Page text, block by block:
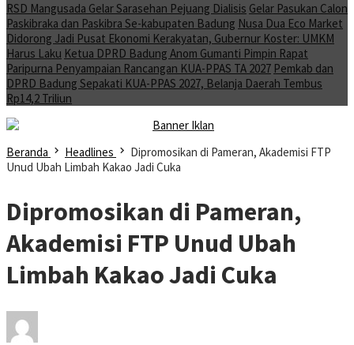
RSD Mangusada Gelar Sarasehan Pejuang Dialisis Gelar Pasukan Calon
Paskibraka dan Paskibra Se-kabupaten Badung Nusa Dua Eco Market
Didorong Jadi Pusat Ekonomi Kerakyatan, Gubernur Koster: UMKM
Harus Laku Ketua DPRD Badung Anom Gumanti Pimpin Rapat
Paripurna Penyampaian Rancangan KUA-PPAS TA 2027 Pemkab dan
DPRD Badung Sepakati KUA-PPAS 2027, Belanja Daerah Tembus
Rp14,2 Triliun
Beranda Headlines
Dipromosikan di Pameran, Akademisi FTP
Unud Ubah Limbah Kakao Jadi Cuka
Dipromosikan di Pameran,
Akademisi FTP Unud Ubah
Limbah Kakao Jadi Cuka